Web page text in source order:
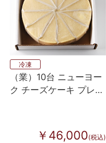
冷凍
（業）10台 ニューヨー
ク チーズケーキ プレー
￥46,000(税込)